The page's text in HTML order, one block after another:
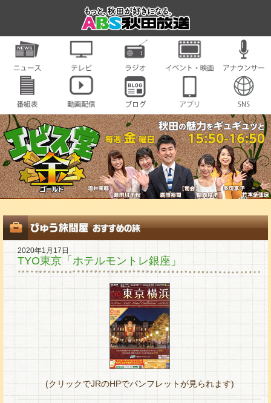
2020年1月17日
TYO東京「ホテルモントレ銀座」
(クリックでJRのHPでパンフレットが見られます)